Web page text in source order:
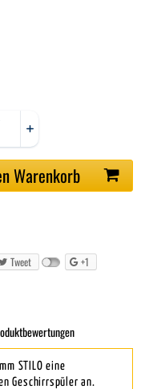
Warenkorb
Tweet +1
STILO eine
Geschirrspüler an.